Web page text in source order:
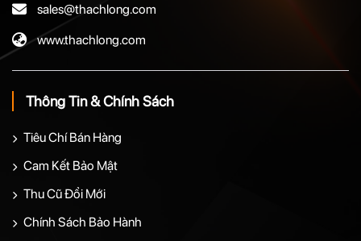
sales@thachlong.com
www.thachlong.com
Thông Tin & Chính Sách
Tiêu Chí Bán Hàng
Cam Kết Bảo Mật
Thu Cũ Đổi Mới
Chính Sách Bảo Hành